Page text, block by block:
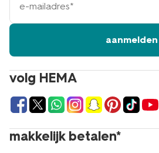
volg HEMA
makkelijk betalen*
mailadres
aanmelden